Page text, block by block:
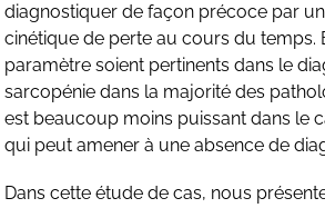
diagnostiquer de façon précoce par
cinétique de perte au cours du temps.
paramètre soient pertinents dans le
sarcopénie dans la majorité des
est beaucoup moins puissant dans le
qui peut amener à une absence de
Dans cette étude de cas, nous